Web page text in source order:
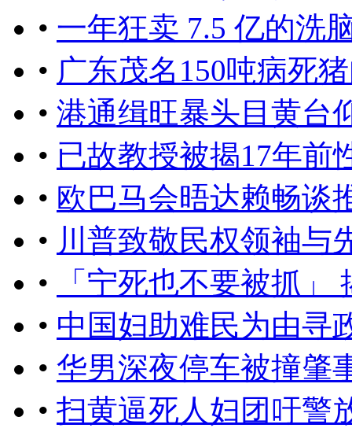
• 一年狂卖 7.5 亿的洗
• 广东茂名150吨病死
• 港通缉旺暴头目黄台
• 已故教授被揭17年前
• 欧巴马会晤达赖畅谈
• 川普致敬民权领袖与
•
「宁死也不要被抓
• 中国妇助难民为由寻
• 华男深夜停车被撞肇
• 扫黄逼死人妇团吁警